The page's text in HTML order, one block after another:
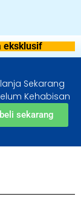
eksklusif
Sekarang
Kehabisan
beli sekarang